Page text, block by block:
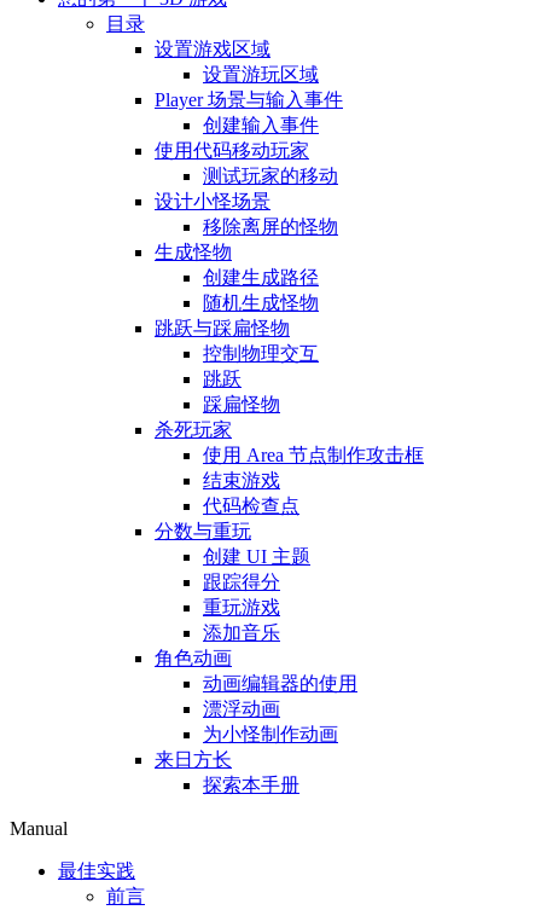
目录
设置游戏区域
设置游玩区域
Player 场景与输入事件
创建输入事件
使用代码移动玩家
测试玩家的移动
设计小怪场景
移除离屏的怪物
生成怪物
创建生成路径
随机生成怪物
跳跃与踩扁怪物
控制物理交互
跳跃
踩扁怪物
杀死玩家
使用 Area 节点制作攻击框
结束游戏
代码检查点
分数与重玩
创建 UI 主题
跟踪得分
重玩游戏
添加音乐
角色动画
动画编辑器的使用
漂浮动画
为小怪制作动画
来日方长
探索本手册
Manual
最佳实践
前言